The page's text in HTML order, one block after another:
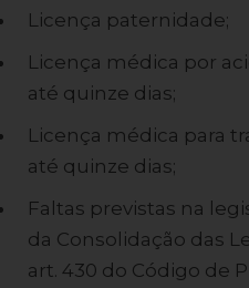
Licença paternidade;
Licença médica por
até quinze dias;
Licença médica para
até quinze dias;
Faltas previstas na
da Consolidação das
art. 430 do Código de